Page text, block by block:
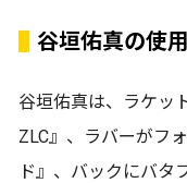
谷垣佑真の使
谷垣佑真は、ラケッ
ZLC』、ラバーがフ
ド』、バックにバタ